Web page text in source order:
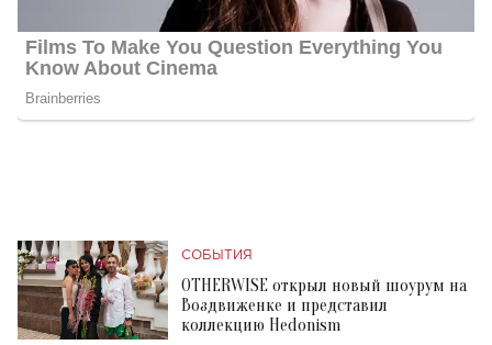
СОБЫТИЯ
OTHERWISE открыл новый шоурум на
Воздвиженке и представил
коллекцию Hedonism